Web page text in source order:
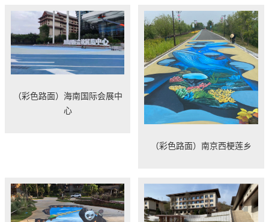
（彩色路面）海南国际会展中
心
（彩色路面）南京西梗莲乡